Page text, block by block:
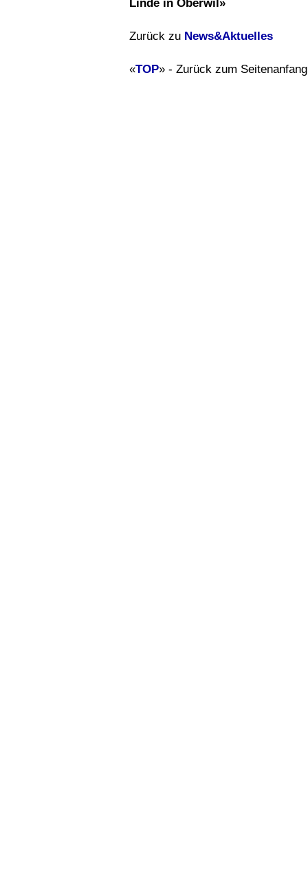
Linde in Oberwil»
Zurück zu News&Aktuelles
«TOP» - Zurück zum Seitenanfang